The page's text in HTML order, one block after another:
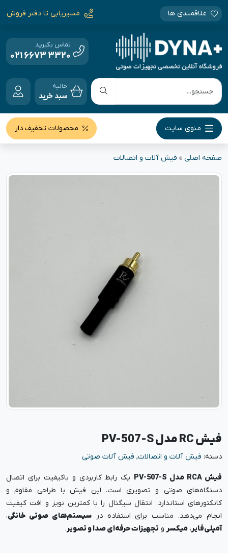
علاقمندی ها مسیریابی تا دفتر فروش
تماس بگیرید
021 6673 3320
خالیه
سبد خرید
منوی سایت محصولات تخفیف دار
صفحه اصلی » فیش آلات و اتصالات
فیش RC مدل PV-507-S
دسته: فیش آلات و اتصالات, فیش آلات صوتی
فیش RCA مدل PV-507-S
یک رابط کاربردی و باکیفیت برای اتصال
دستگاه‌های صوتی و تصویری است. این فیش با طراحی مقاوم و
کانکتورهای استاندارد، انتقال سیگنال را با کمترین نویز و افت کیفیت
انجام می‌دهد. مناسب برای استفاده درسیستم‌های صوتی خانگی،
آمپلی‌فایر، میکسر و تجهیزات حرفه‌ای صدا و تصویر.